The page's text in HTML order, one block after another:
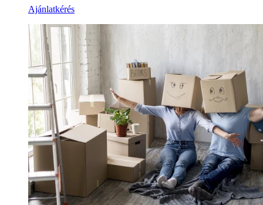
Ajánlatkérés